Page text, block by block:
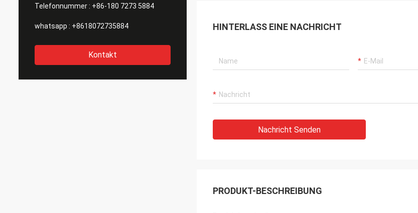
Telefonnummer : +86-180 7273 5884
whatsapp : +8618072735884
Kontakt
HINTERLASS EINE NACHRICHT
Nachricht Senden
PRODUKT-BESCHREIBUNG